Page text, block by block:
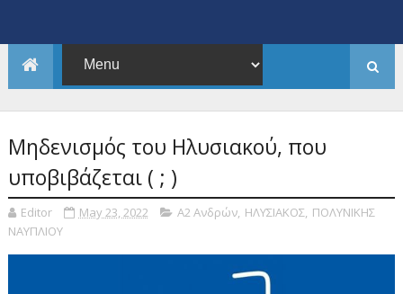
Μηδενισμός του Ηλυσιακού, που
υποβιβάζεται ( ; )
Editor May 23, 2022 Α2 Ανδρών, ΗΛΥΣΙΑΚΟΣ, ΠΟΛΥΝΙΚΗΣ
ΝΑΥΠΛΙΟΥ